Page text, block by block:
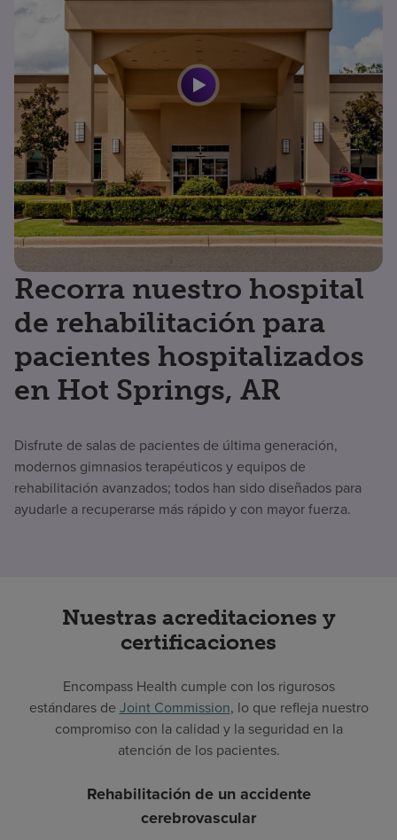
Recorra nuestro hospital
de rehabilitación para
pacientes hospitalizados
en Hot Springs, AR
Disfrute de salas de pacientes de última generación,
modernos gimnasios terapéuticos y equipos de
rehabilitación avanzados; todos han sido diseñados para
ayudarle a recuperarse más rápido y con mayor fuerza.
Nuestras acreditaciones y
certificaciones
Encompass Health cumple con los rigurosos
estándares de Joint Commission, lo que refleja nuestro
compromiso con la calidad y la seguridad en la
atención de los pacientes.
Rehabilitación de un accidente
cerebrovascular